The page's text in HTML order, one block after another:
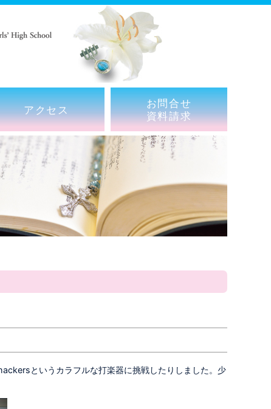
アクセス
お問合せ
資料請求
というカラフルな打楽器に挑戦したりしました。少